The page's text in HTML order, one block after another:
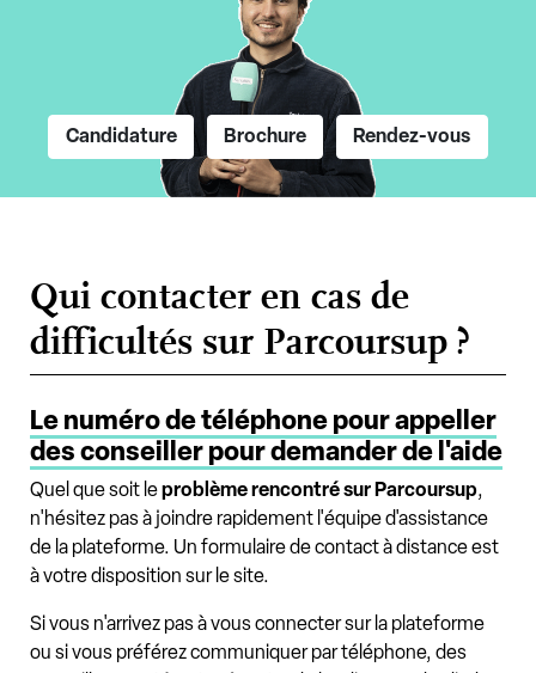
Candidature Brochure Rendez-vous
Qui contacter en cas de
difficultés sur Parcoursup ?
Le numéro de téléphone pour appeller
des conseiller pour demander de l'aide
Quel que soit leproblème rencontré sur Parcoursup,
n'hésitez pas à joindre rapidement l'équipe d'assistance
de la plateforme. Un formulaire de contact à distance est
à votre disposition sur le site.
Si vous n'arrivez pas à vous connecter sur la plateforme
ou si vous préférez communiquer par téléphone, des